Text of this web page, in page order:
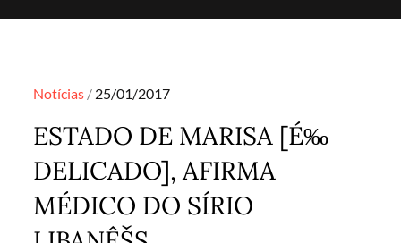
Notícias Posted
25/01/2017
ESTADO DE MARISA [É‰
DELICADO], AFIRMA
MÉDICO DO SÍRIO